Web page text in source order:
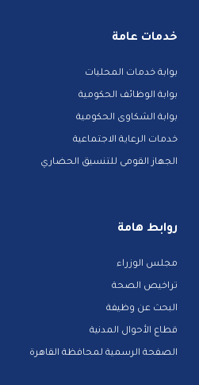
خدمات عامة
بوابة خدمات المحليات
بوابة الوظائف الحكومية
بوابة الشكاوى الحكومية
خدمات الرعاية الاجتماعية
الجهاز القومى للتنسيق الحضاري
روابط هامة
مجلس الوزراء
تراخيص الصحة
البحث عن وظيفة
قطاع الأحوال المدنية
الصفحة الرسمية لمحافظة القاهرة